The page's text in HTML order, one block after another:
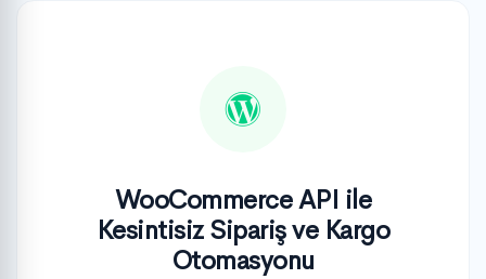
WooCommerce API ile
Kesintisiz Sipariş ve Kargo
Otomasyonu